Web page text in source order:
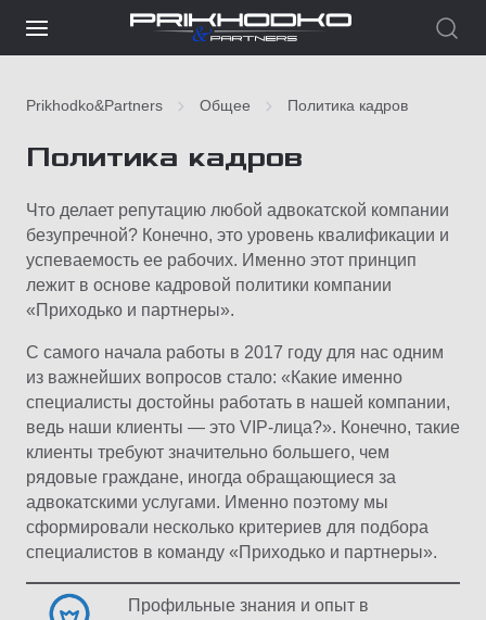
Prikhodko&Partners Общее Политика кадров
Политика кадров
Что делает репутацию любой адвокатской компании
безупречной? Конечно, это уровень квалификации и
успеваемость ее рабочих. Именно этот принцип
лежит в основе кадровой политики компании
«Приходько и партнеры».
С самого начала работы в 2017 году для нас одним
из важнейших вопросов стало: «Какие именно
специалисты достойны работать в нашей компании,
ведь наши клиенты — это VIP-лица?». Конечно, такие
клиенты требуют значительно большего, чем
рядовые граждане, иногда обращающиеся за
адвокатскими услугами. Именно поэтому мы
сформировали несколько критериев для подбора
специалистов в команду «Приходько и партнеры».
Профильные знания и опыт в